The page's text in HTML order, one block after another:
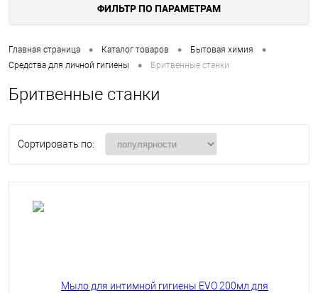
ФИЛЬТР ПО ПАРАМЕТРАМ
Главная страница • Каталог товаров • Бытовая химия •
Средства для личной гигиены • Бритвенные станки
Бритвенные станки
Сортировать по: